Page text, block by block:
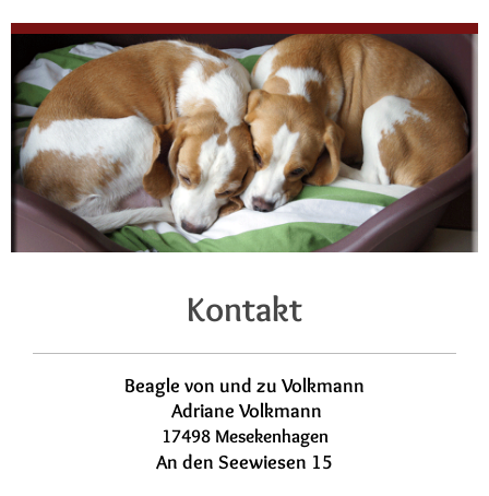
Kontakt
Beagle von und zu Volkmann
Adriane Volkmann
17498 Mesekenhagen
An den Seewiesen 15